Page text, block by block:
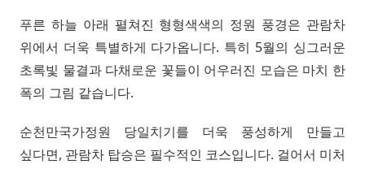
푸른 하늘 아래 펼쳐진 형형색색의 정원 풍경은 관람차
위에서 더욱 특별하게 다가옵니다. 특히 5월의 싱그러운
초록빛 물결과 다채로운 꽃들이 어우러진 모습은 마치 한
폭의 그림 같습니다.
순천만국가정원 당일치기를 더욱 풍성하게 만들고
싶다면, 관람차 탑승은 필수적인 코스입니다. 걸어서 미처